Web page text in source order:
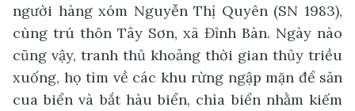
người hàng xóm Nguyễn Thị Quyên (SN 1983),
cùng trú thôn Tây Sơn, xã Đỉnh Bàn. Ngày nào
cũng vậy, tranh thủ khoảng thời gian thủy triều
xuống, họ tìm về các khu rừng ngập mặn để săn
cua biển và bắt hàu biển, chìa biển nhằm kiếm